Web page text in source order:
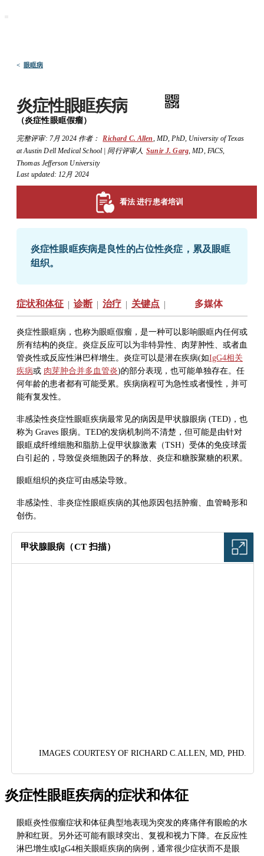
< 眼眶病
炎症性眼眶疾病
（炎症性眼眶假瘤）
完整评审: 7月 2024作者： Richard C. Allen MD, PhD, University of Texas
at Austin Dell Medical School | 同行评审人 Sunir J. Garg MD, FACS
Thomas Jefferson University
Last updated: 12月 2024
看法 进行患者培训
炎症性眼眶疾病是良性的占位性炎症，累及眼眶
组织。
症状和体征 | 诊断 | 治疗 | 关键点 | 多媒体
炎症性眼眶病，也称为眼眶假瘤，是一种可以影响眼眶内任何或
所有结构的炎症。炎症反应可以为非特异性、肉芽肿性、或者血
管炎性或反应性淋巴样增生。炎症可以是潜在疾病(如IgG4相关
疾病或 肉芽肿合并多血管炎)的部分表现，也可能单独存在。任
何年龄的患者都有可能受累。疾病病程可为急性或者慢性，并可
能有复发性。
非感染性炎症性眼眶疾病最常见的病因是甲状腺眼病 (TED)，也
称为 Graves 眼病。TED的发病机制尚不清楚，但可能是由针对
眼眶成纤维细胞和脂肪上促甲状腺激素（TSH）受体的免疫球蛋
白引起的，导致促炎细胞因子的释放、炎症和糖胺聚糖的积累。
眼眶组织的炎症可由感染导致。
非感染性、非炎症性眼眶疾病的其他原因包括肿瘤、血管畸形和
创伤。
甲状腺眼病（CT 扫描）
IMAGES COURTESY OF RICHARD C.ALLEN, MD, PHD.
炎症性眼眶疾病的症状和体征
眼眶炎性假瘤症状和体征典型地表现为突发的疼痛伴有眼睑的水
肿和红斑。另外还可能有眼球突出、复视和视力下降。在反应性
淋巴增生或IgG4相关眼眶疾病的病例，通常很少症状而不是眼